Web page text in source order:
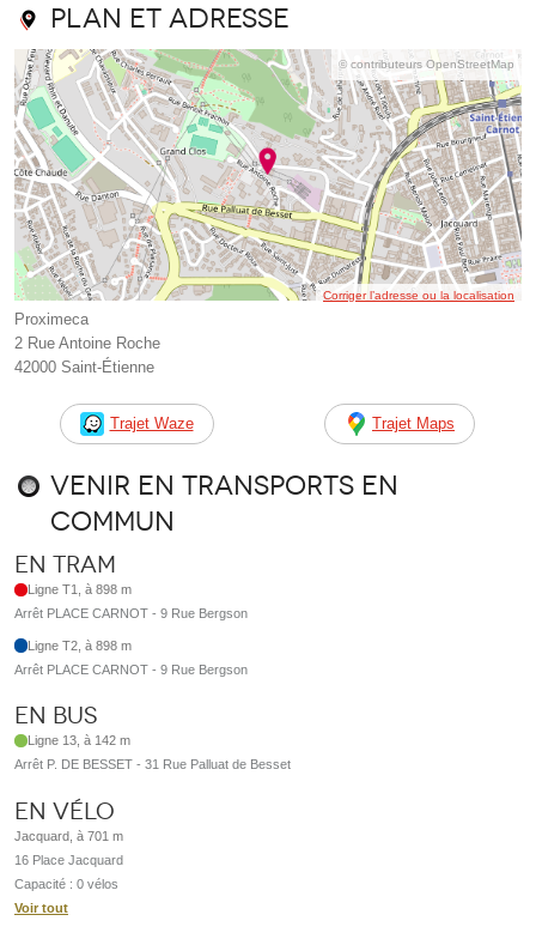
Plan et adresse
© contributeurs OpenStreetMap
Corriger l’adresse ou la localisation
Proximeca
2 Rue Antoine Roche
42000 Saint-Étienne
Trajet Waze Trajet Maps
Venir en transports en
commun
En tram
Ligne T1, à 898 m
Arrêt PLACE CARNOT - 9 Rue Bergson
Ligne T2, à 898 m
Arrêt PLACE CARNOT - 9 Rue Bergson
En bus
Ligne 13, à 142 m
Arrêt P. DE BESSET - 31 Rue Palluat de Besset
En vélo
Jacquard, à 701 m
16 Place Jacquard
Capacité : 0 vélos
Voir tout